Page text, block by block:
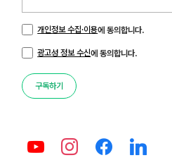
개인정보 수집·이용에 동의합니다.
광고성 정보 수신에 동의합니다.
구독하기